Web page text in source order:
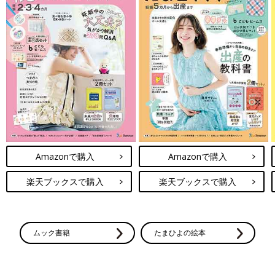
Amazonで購入
楽天ブックスで購入
Amazonで購入
楽天ブックスで購入
ムック書籍 たまひよの絵本